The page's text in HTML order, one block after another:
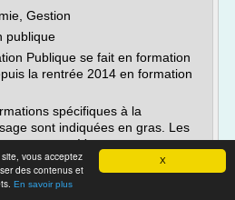
X
vous acceptez
des contenus et
En savoir plus
Gestion
publique
Publique se fait en formation
la rentrée 2014 en formation
spécifiques à la
sont indiquées en gras. Les
communes. Vous pouvez
fiche...